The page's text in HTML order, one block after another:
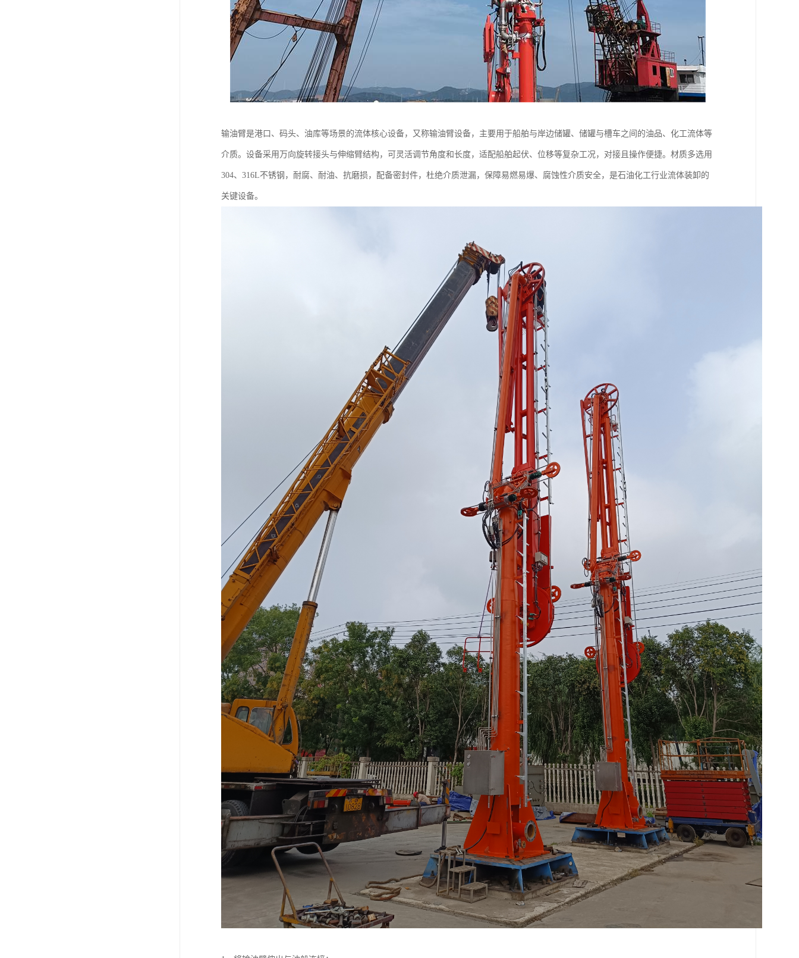
输油臂是港口、码头、油库等场景的流体核心设备，又称输油臂设备，主要用于船舶与岸边储罐、储罐与槽车之间的油品、化工流体等
介质。设备采用万向旋转接头与伸缩臂结构，可灵活调节角度和长度，适配船舶起伏、位移等复杂工况，对接且操作便捷。材质多选用
304、316L不锈钢，耐腐、耐油、抗磨损，配备密封件，杜绝介质泄漏，保障易燃易爆、腐蚀性介质安全，是石油化工行业流体装卸的
关键设备。